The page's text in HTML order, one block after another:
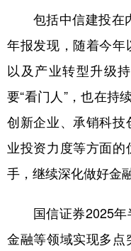
新疆 内蒙
多语种频道
English
包括中信建投在内
年报发现，随着今年
以及产业转型升级
要“看门人”，也在持
创新企业、承销科技
业投资力度等方面的
手，继续深化做好金
国信证券2025年
金融等领域实现多点